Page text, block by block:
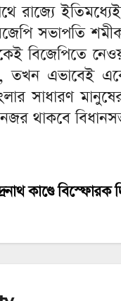
রাজ্যে
সভাপতি
বিজেপিতে
তখন এভাবেই
সাধারণ
থাকবে
কাণ্ডে বিস্ফোরক